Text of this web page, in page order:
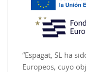
“Espagat, SL ha
Europeos, cuyo